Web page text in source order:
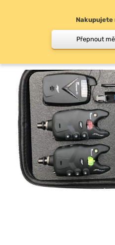
Sady signalizátorů
Nakupujete
Přepnout